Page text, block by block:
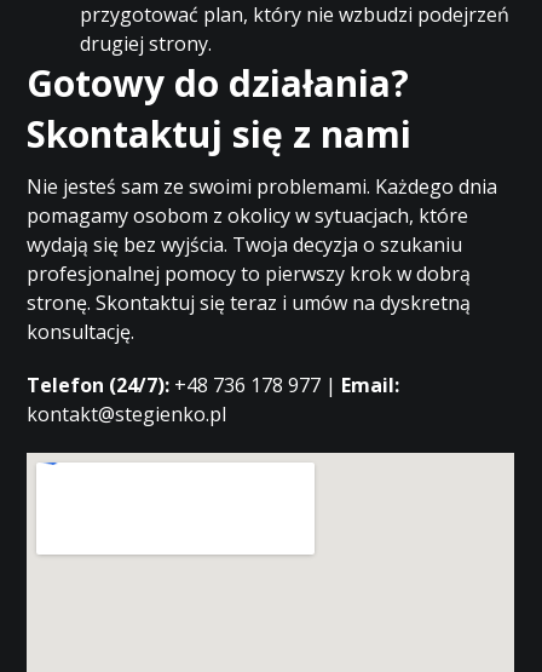
przygotować plan, który nie wzbudzi podejrzeń
drugiej strony.
Gotowy do działania?
Skontaktuj się z nami
Nie jesteś sam ze swoimi problemami. Każdego dnia
pomagamy osobom z okolicy w sytuacjach, które
wydają się bez wyjścia. Twoja decyzja o szukaniu
profesjonalnej pomocy to pierwszy krok w dobrą
stronę. Skontaktuj się teraz i umów na dyskretną
konsultację.
Telefon (24/7): +48 736 178 977 | Email:
kontakt@stegienko.pl